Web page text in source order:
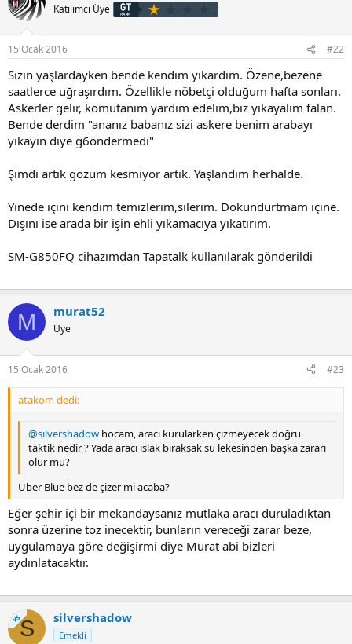
Katılımcı Üye
15 Ocak 2016 #22
Sizin yaşlardayken bende kendim yıkardım. Özene,bezene
saatlerce uğraşırdım. Özellikle nöbetçi olduğum hafta sonları.
Askerler gelir, komutanım yardım edelim,biz yıkayalım falan.
Bende derdim "ananız babanız sizi askere benim arabayı
yıkayın diye g6öndermedi"
Şimdi artık gözüm kesmiyor artık. Yaşlandım herhalde.
Yinede içini kendim temizlerim,silerim. Dokundurtmam içine.
Dışını ise arada bir işin ehli yıkamacıya yıkatırım.
SM-G850FQ cihazımdan Tapatalk kullanılarak gönderildi
M murat52
Üye
15 Ocak 2016 #23
atakom dedi:
@silvershadow hocam, aracı kurularken çizmeyecek doğru
taktik nedir ? Yada aracı ıslak bıraksak su lekesinden başka zararı
olur mu?
Uber Blue bez de çizer mi acaba?
Eğer şehir içi bir mekandaysanız mutlaka aracı duruladıktan
sonra üzerine toz inecektir, bunların vereceği zarar beze,
uygulamaya göre değişirmi diye Murat abi bizleri
aydınlatacaktır.
KSS silvershadow
Emekli